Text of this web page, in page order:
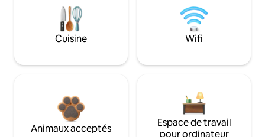
Cuisine Wifi
Animaux acceptés
Espace de travail
pour ordinateur